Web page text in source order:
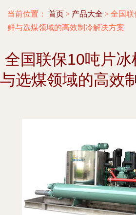
当前位置： 首页 > 产品大全 > 全国联
鲜与选煤领域的高效制冷解决方案
全国联保10吨片
与选煤领域的高效